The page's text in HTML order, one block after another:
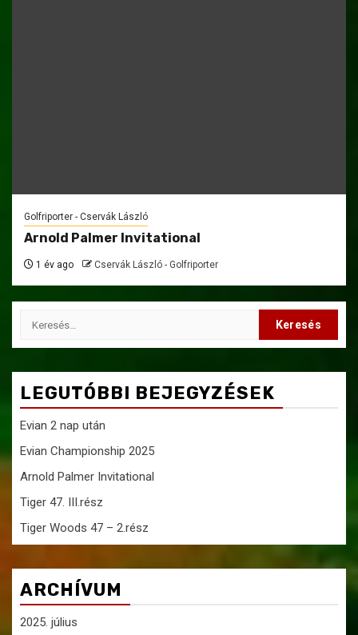
Golfriporter - Cservák László
Arnold Palmer Invitational
1 év ago Cservák László - Golfriporter
Keresés:
LEGUTÓBBI BEJEGYZÉSEK
Evian 2 nap után
Evian Championship 2025
Arnold Palmer Invitational
Tiger 47. III.rész
Tiger Woods 47 – 2.rész
ARCHÍVUM
2025. július